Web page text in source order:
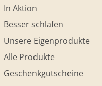
In Aktion
Besser schlafen
Unsere Eigenprodukte
Alle Produkte
Geschenkgutscheine